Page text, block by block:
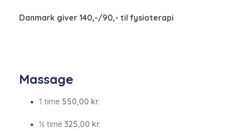
Danmark giver 140,-/90,- til fysioterapi
​Massage
​1 time 550,00​ kr.
½ time​ 325,00​​ kr.